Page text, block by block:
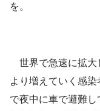
を。
世界で急速に拡大
より増えていく感
で夜中に車で避難